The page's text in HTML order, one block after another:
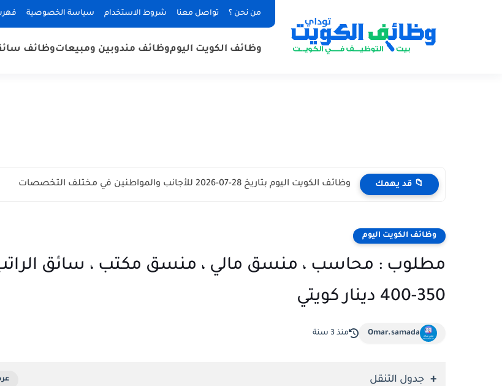
من نحن ؟ تواصل معنا شروط الاستخدام سياسة الخصوصية
وظائف الكويت اليوموظائف مندوبين ومبيعاتوظائف
📁 قد يهمك وظائف الكويت اليوم بتاريخ 28-07-2026 للأجانب والمواطنين في مختلف التخصصات
وظائف الكويت اليوم
مطلوب : محاسب ، منسق مالي ، منسق مكتب ، سائق
350-400 دينار كويتي
Omar.samada منذ 3 سنة
جدول التنقل